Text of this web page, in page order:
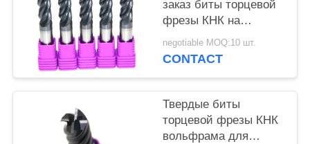
заказ биты торцевой
фрезы КНК на
бурильный станок
нержавеющей стали
negotiable MOQ:10 шт.
CONTACT
Твердые биты
торцевой фрезы КНК
вольфрама для